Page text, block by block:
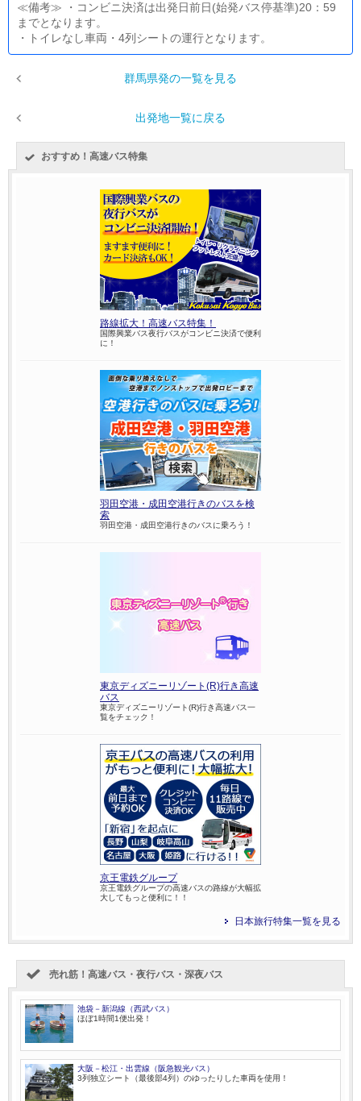
≪備考≫ ・コンビニ決済は出発日前日(始発バス停基準)20：59
までとなります。
・トイレなし車両・4列シートの運行となります。
群馬県発の一覧を見る
出発地一覧に戻る
おすすめ！高速バス特集
路線拡大！高速バス特集！
国際興業バス夜行バスがコンビニ決済で便利
に！
羽田空港・成田空港行きのバスを検
索
羽田空港・成田空港行きのバスに乗ろう！
東京ディズニーリゾート(R)行き高速
バス
東京ディズニーリゾート(R)行き高速バス一
覧をチェック！
京王電鉄グループ
京王電鉄グループの高速バスの路線が大幅拡
大してもっと便利に！！
日本旅行特集一覧を見る
売れ筋！高速バス・夜行バス・深夜バス
池袋－新潟線（西武バス）
ほぼ1時間1便出発！
大阪－松江・出雲線（阪急観光バス）
3列独立シート（最後部4列）のゆったりした車両を使用！